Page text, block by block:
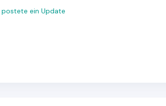
postete ein Update